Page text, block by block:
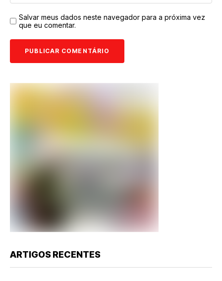
Salvar meus dados neste navegador para a próxima vez
que eu comentar.
ARTIGOS RECENTES